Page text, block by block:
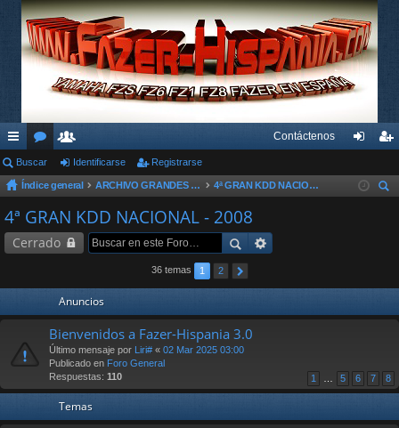
nl
ac
es
rá
or
os
su
ari
os
Contáctenos
nti ist
Buscar Identificarse Registrarse
Índice general ARCHIVO GRANDES KDD´s Y OTROS EVENTOS
4ª GRAN KDD NACIONAL - 2008
4ª GRAN KDD NACIONAL - 2008
Cerrado
36 temas 1 2
Anuncios
Bienvenidos a Fazer-Hispania 3.0
Último mensaje por Liri# « 02 Mar 2025 03:00
Publicado en Foro General
Respuestas: 110 1 5 6 7 8
Temas